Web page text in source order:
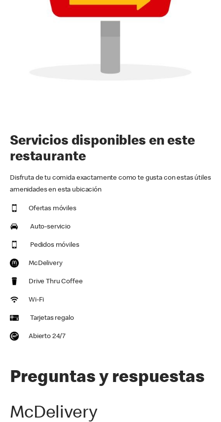
Servicios disponibles en este
restaurante
Disfruta de tu comida exactamente como te gusta con estas útiles
amenidades en esta ubicación
Ofertas móviles
Auto-servicio
Pedidos móviles
McDelivery
Drive Thru Coffee
Wi-Fi
Tarjetas regalo
Abierto 24/7
Preguntas y respuestas
McDelivery